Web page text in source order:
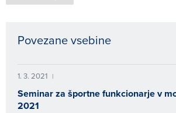
Povezane vsebine
1. 3. 2021 |
Seminar za športne funkcionarje v
2021